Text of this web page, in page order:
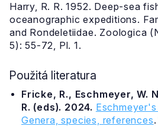
Harry, R. R. 1952. Deep-sea
oceanographic expeditions.
and Rondeletiidae. Zoologica
5): 55-72, Pl. 1.
Použitá literatura
Fricke, R., Eschmeyer, W.
R. (eds). 2024.
Genera, species, references